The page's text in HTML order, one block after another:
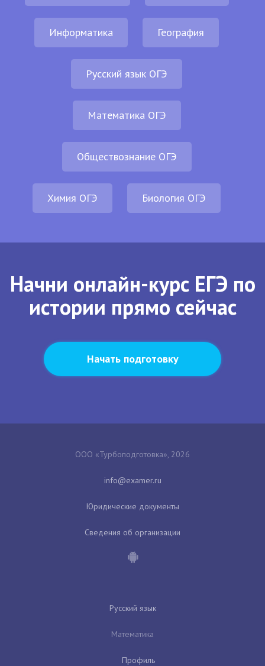
Информатика География
Русский язык ОГЭ
Математика ОГЭ
Обществознание ОГЭ
Химия ОГЭ Биология ОГЭ
Начни онлайн-курс ЕГЭ по
истории прямо сейчас
Начать подготовку
ООО «Турбоподготовка», 2026
Юридические документы
Сведения об организации
Русский язык
Математика
Профиль